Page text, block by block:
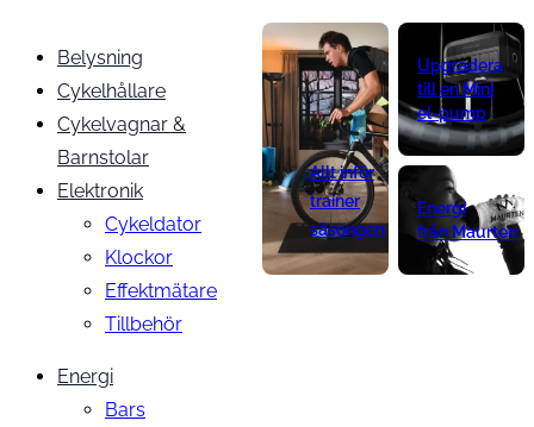
Belysning
Cykelhållare
Cykelvagnar &
Barnstolar
Elektronik
Cykeldator
Klockor
Effektmätare
Tillbehör
Energi
Bars
Allt inför
trainer
säsongen
Upgradera
till en Mini
el-pump
Energi
från Maurten